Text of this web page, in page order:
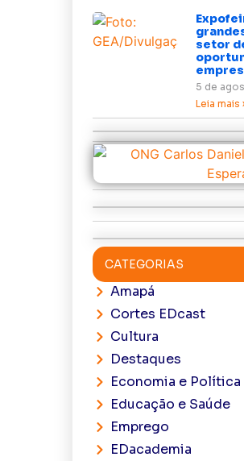
setor
5 de
Leia mais
CATEGORIAS
Amapá
Cortes EDcast
Cultura
Destaques
Economia e Política
Educação e Saúde
Emprego
EDacademia